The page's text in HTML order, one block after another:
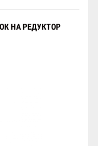
НА РЕДУКТОР